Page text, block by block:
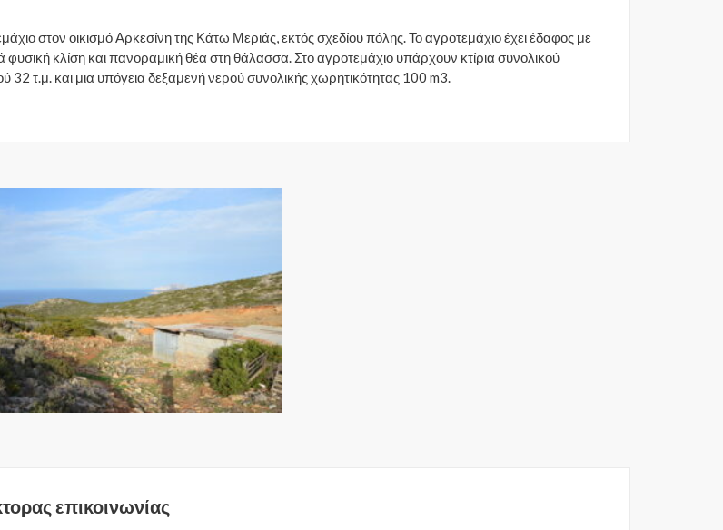
στον οικισμό Αρκεσίνη της Κάτω Μεριάς, εκτός σχεδίου πόλης. Το αγροτεμάχιο έχει έδαφος με
φυσική κλίση και πανοραμική θέα στη θάλασσα. Στο αγροτεμάχιο υπάρχουν κτίρια συνολικού
32 τ.μ. και μια υπόγεια δεξαμενή νερού συνολικής χωρητικότητας 100 m3.
επικοινωνίας